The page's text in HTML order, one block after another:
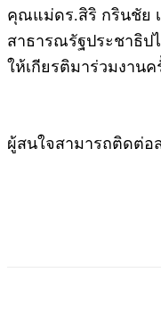
คุณแม่ดร.สิริ กรินชัย
สาธารณรัฐประชาธิป
ให้เกียรติมาร่วมงานค
ผู้สนใจสามารถติดต่อส